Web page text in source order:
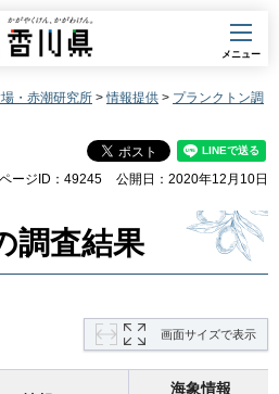
香川県
メニュー
・赤潮研究所 >情報提供 > プランクトン調
ページID：49245 公開日：2020年12月10日
調査結果
画面サイズで表示
海象情報